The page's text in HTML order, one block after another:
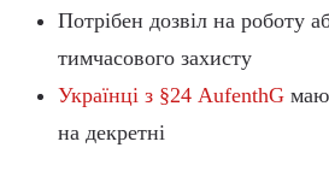
Потрібен дозвіл на роботу
тимчасового захисту
Українці з §24 AufenthG
на декретні